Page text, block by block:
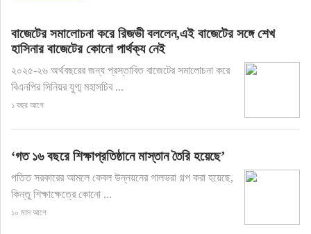
বাজেটের সমালোচনা করে রিজভী বললেন,এই বাজেটের সঙ্গে শেখ
হাসিনার বাজেটের কোনো পার্থক্য নেই
২০২৫-২৬ অর্থবছরের জন্য প্রস্তাবিত বাজেটের সমালোচনা করে
বিএনপির সিনিয়র যুগ্ম মহাসচিব ...
১ বছর আগে
‘গত ১৬ বছরে শিক্ষাপ্রতিষ্ঠানে মাস্তান তৈরি হয়েছে’
পতিত সরকারের আমলে কেবল উন্নয়নের গালভরা গল্প করা হয়েছে,
কিন্তু শিক্ষাক্ষেত্রে কোনো ...
১০ মাস আগে